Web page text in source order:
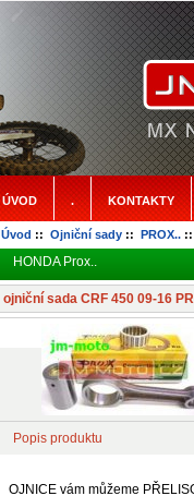
ÚVOD . KONTAKTY
Úvod :: Ojniční sady:: PROX..::
HONDA Prox..
ojniční sada CRF 450 09-16
Popis produktu
OJNICE vám můžeme